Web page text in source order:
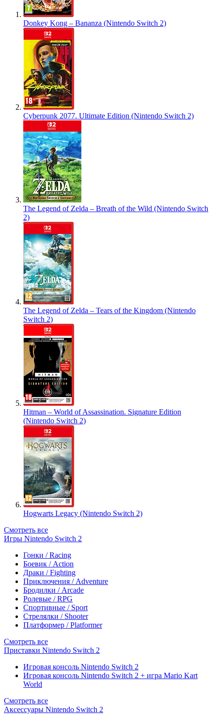
Donkey Kong – Bananza (Nintendo Switch 2)
Cyberpunk 2077. Ultimate Edition (Nintendo Switch 2)
The Legend of Zelda – Breath of the Wild (Nintendo Switch
2)
The Legend of Zelda – Tears of the Kingdom (Nintendo
Switch 2)
Hitman – World of Assassination. Signature Edition
(Nintendo Switch 2)
Hogwarts Legacy (Nintendo Switch 2)
Смотреть все
Игры Nintendo Switch 2
Гонки / Racing
Боевик / Action
Драки / Fighting
Приключения / Adventure
Бродилки / Arcade
Ролевые / RPG
Спортивные / Sport
Стрелялки / Shooter
Платформер / Platformer
Смотреть все
Приставки Nintendo Switch 2
Игровая консоль Nintendo Switch 2
Игровая консоль Nintendo Switch 2 + игра Mario Kart
World
Смотреть все
Аксессуары Nintendo Switch 2